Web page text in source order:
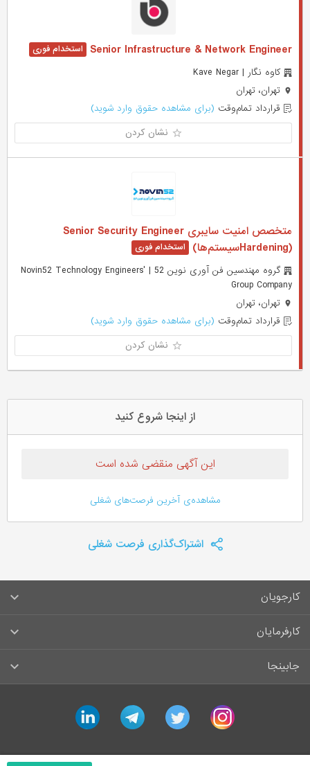
Senior Infrastructure & Network Engineer
کاوه نگار | Kave Negar
تهران، تهران
قرارداد تمام‌وقت (برای مشاهده حقوق وارد شوید)
نشان کردن
متخصص امنیت سایبری Senior Security Engineer
(Hardeningسیستم‌ها)
گروه مهندسین فن آوری نوین 52 | Novin52 Technology Engineers'
Group Company
تهران، تهران
قرارداد تمام‌وقت (برای مشاهده حقوق وارد شوید)
نشان کردن
از اینجا شروع کنید
این آگهی منقضی شده است
مشاهده‌ی آخرین فرصت‌های شغلی
اشتراک‌گذاری فرصت شغلی
کارجویان
سوالات متداول کارجویان
لیست مشاغل
آگهی‌های استخدام
کارفرمایان
راهنمای ثبت آگهی استخدام
قوانین و مقررات کارفرمایان
جابینجا
جابینجا در رسانه‌ها
راهنمای استفاده برای کارجویان
instagram
twitter
telegram
linkedin